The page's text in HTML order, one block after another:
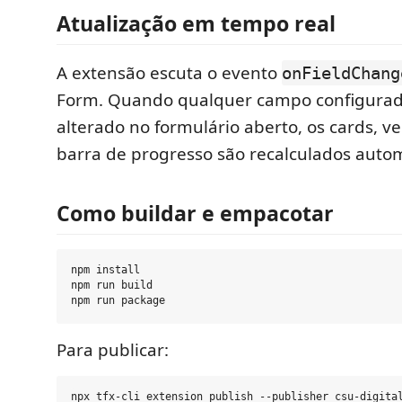
Atualização em tempo real
A extensão escuta o evento
Form. Quando qualquer campo
alterado no formulário aberto, os cards,
barra de progresso são recalculados
Como buildar e empacotar
npm install
npm run build
Para publicar: